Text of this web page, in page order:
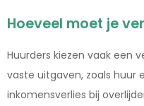
Hoeveel moet je
Huurders kiezen vaak een
vaste uitgaven, zoals huur
inkomensverlies bij